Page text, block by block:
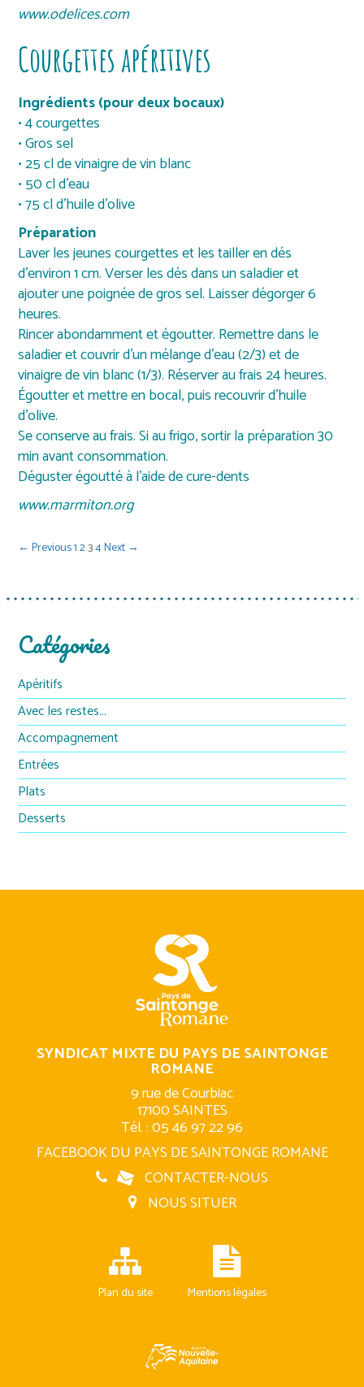
www.odelices.com
Courgettes apéritives
Ingrédients (pour deux bocaux)
• 4 courgettes
• Gros sel
• 25 cl de vinaigre de vin blanc
• 50 cl d’eau
• 75 cl d’huile d’olive
Préparation
Laver les jeunes courgettes et les tailler en dés
d’environ 1 cm. Verser les dés dans un saladier et
ajouter une poignée de gros sel. Laisser dégorger 6
heures.
Rincer abondamment et égoutter. Remettre dans le
saladier et couvrir d’un mélange d’eau (2/3) et de
vinaigre de vin blanc (1/3). Réserver au frais 24 heures.
Égoutter et mettre en bocal, puis recouvrir d’huile
d’olive.
Se conserve au frais. Si au frigo, sortir la préparation 30
min avant consommation.
Déguster égoutté à l’aide de cure-dents
www.marmiton.org
← Previous1234Next →
Catégories
Apéritifs
Avec les restes...
Accompagnement
Entrées
Plats
Desserts
SYNDICAT MIXTE DU PAYS DE SAINTONGE
ROMANE
9 rue de Courbiac
17100 SAINTES
Tél. : 05 46 97 22 96
FACEBOOK DU PAYS DE SAINTONGE ROMANE
CONTACTER-NOUS
NOUS SITUER
Plan du site Mentions légales